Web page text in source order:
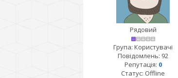
Рядовий
Група: Користувачі
Повідомлень: 92
Репутація: 0
Статус: Offline